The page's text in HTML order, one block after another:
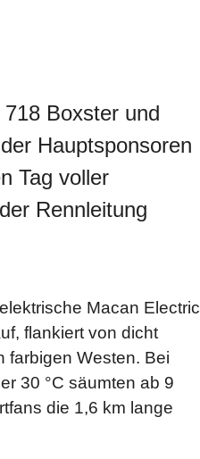
Boxster und
Hauptsponsoren
Tag voller
Rennleitung
Macan Electric
flankiert von dicht
farbigen Westen. Bei
30 °C säumten ab 9
die 1,6 km lange